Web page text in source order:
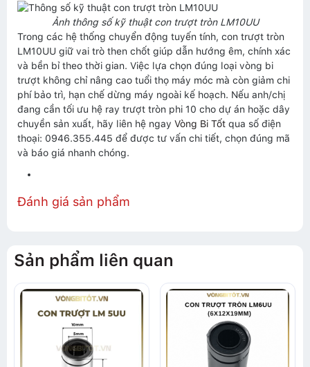
Ảnh thông số kỹ thuật con trượt tròn LM10UU
Trong các hệ thống chuyển động tuyến tính, con trượt tròn
LM10UU giữ vai trò then chốt giúp dẫn hướng êm, chính xác
và bền bỉ theo thời gian. Việc lựa chọn đúng loại vòng bi
trượt không chỉ nâng cao tuổi thọ máy móc mà còn giảm chi
phí bảo trì, hạn chế dừng máy ngoài kế hoạch. Nếu anh/chị
đang cần tối ưu hệ ray trượt tròn phi 10 cho dự án hoặc dây
chuyền sản xuất, hãy liên hệ ngay Vòng Bi Tốt qua số điện
thoại: 0946.355.445 để được tư vấn chi tiết, chọn đúng mã
và báo giá nhanh chóng.
Đánh giá sản phẩm
Sản phẩm liên quan